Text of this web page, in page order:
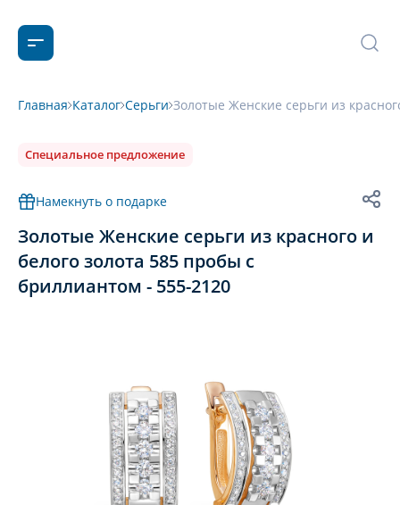
Главная Каталог Серьги Золотые Женские серьги из
Специальное предложение
Намекнуть о подарке
Золотые Женские серьги из красного и
белого золота 585 пробы с
бриллиантом - 555-2120